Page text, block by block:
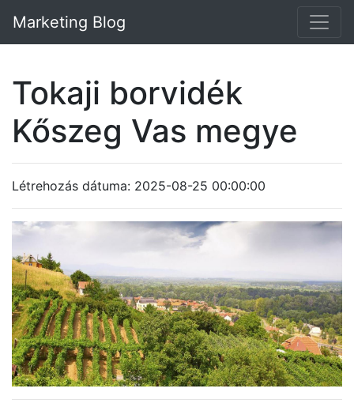
Marketing Blog
Tokaji borvidék
Kőszeg Vas megye
Létrehozás dátuma: 2025-08-25 00:00:00